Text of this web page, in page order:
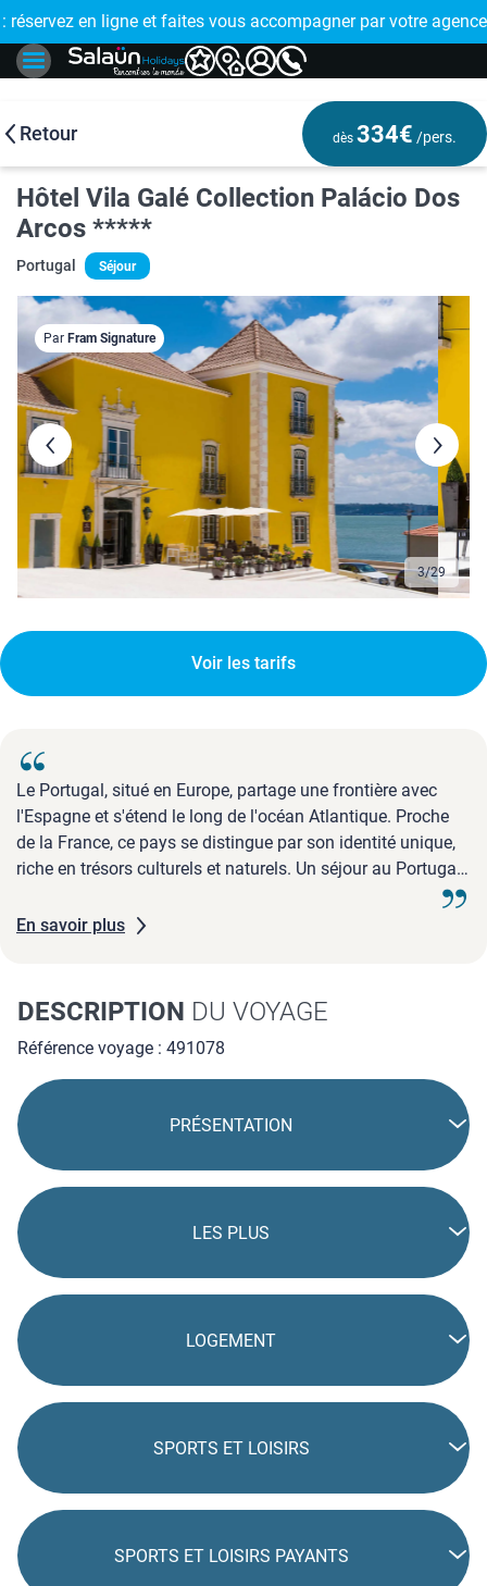
!
: réservez en ligne et faites vous accompagner par votre
🤩
Retour dès 334€ /pers.
Hôtel Vila Galé Collection Palácio Dos
Arcos *****
Portugal Séjour
3/29
Par Fram Signature
Voir les tarifs
Le Portugal, situé en Europe, partage une frontière avec
l'Espagne et s'étend le long de l'océan Atlantique. Proche
de la France, ce pays se distingue par son identité unique,
riche en trésors culturels et naturels. Un séjour au Portugal
fascinantes, à l'image de sa capitale Lisbonne, ...
En savoir plus
DESCRIPTION DU VOYAGE
Référence voyage : 491078
PRÉSENTATION
LES PLUS
LOGEMENT
SPORTS ET LOISIRS
SPORTS ET LOISIRS PAYANTS